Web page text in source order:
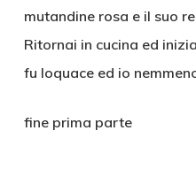
mutandine rosa e il suo
Ritornai in cucina ed
fu loquace ed io
fine prima parte